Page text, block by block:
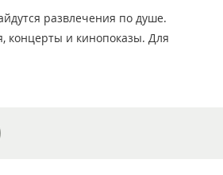
развлечения по душе.
концерты и кинопоказы. Для